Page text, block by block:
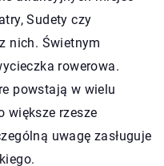
Sudety czy
nich. Świetnym
rowerowa.
powstają w wielu
większe rzesze
uwagę zasługuje